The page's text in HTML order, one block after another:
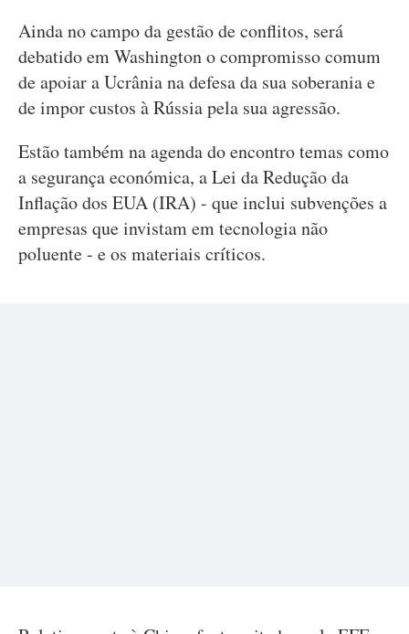
Ainda no campo da gestão de conflitos, será
debatido em Washington o compromisso comum
de apoiar a Ucrânia na defesa da sua soberania e
de impor custos à Rússia pela sua agressão.
Estão também na agenda do encontro temas como
a segurança económica, a Lei da Redução da
Inflação dos EUA (IRA) - que inclui subvenções a
empresas que invistam em tecnologia não
poluente - e os materiais críticos.